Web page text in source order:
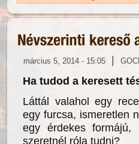
március 5, 2014 - 15:05 |
Ha tudod a keresett
Láttál valahol egy
egy furcsa, ismeretlen
egy érdekes formájú,
szeretnél róla tudni?